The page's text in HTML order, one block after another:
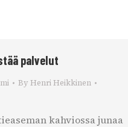
palvelut
By Henri Heikkinen
kahviossa junaa